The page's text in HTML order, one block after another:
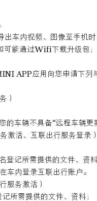
车内视频、图像至手机时
可能通过Wifi下载升级包
APP应用向您申请下列
）
车辆不具备“远程车辆更
激活、互联出行服务登录）
记所需提供的文件、资料
车内登录互联出行账户。
服务激活）
所需提供的文件、资料；